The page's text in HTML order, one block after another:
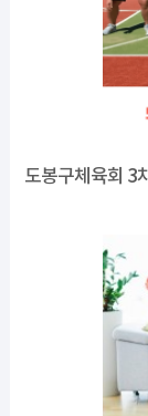
도봉구체육회 3